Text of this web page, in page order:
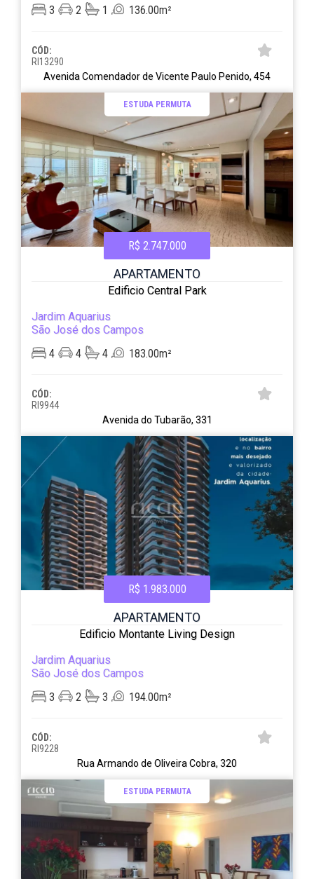
3
2 1 136.00m²
CÓD:
RI13290
Avenida Comendador de Vicente Paulo Penido, 454
ESTUDA PERMUTA
R$ 2.747.000
APARTAMENTO
Edificio Central Park
Jardim Aquarius
São José dos Campos
4
4 4 183.00m²
CÓD:
RI9944
Avenida do Tubarão, 331
R$ 1.983.000
APARTAMENTO
Edificio Montante Living Design
Jardim Aquarius
São José dos Campos
3
2 3 194.00m²
CÓD:
RI9228
Rua Armando de Oliveira Cobra, 320
ESTUDA PERMUTA